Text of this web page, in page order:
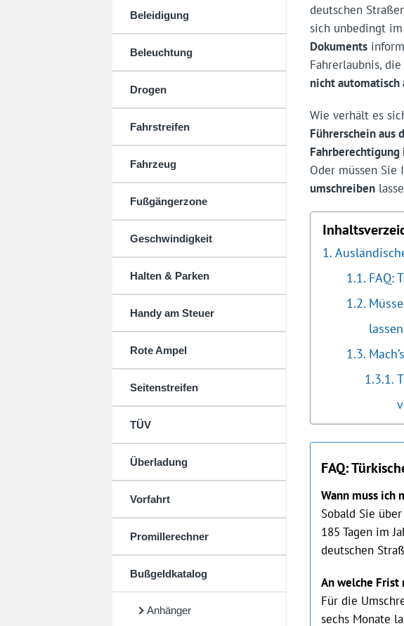
Beleidigung
Beleuchtung
Drogen
Fahrstreifen
Fahrzeug
Fußgängerzone
Geschwindigkeit
Halten & Parken
Handy am Steuer
Rote Ampel
Seitenstreifen
TÜV
Überladung
Vorfahrt
Promillerechner
Bußgeldkatalog
Anhänger
deutschen
sich unbedingt
Dokuments
Fahrerlaubnis,
nicht
Wie verhält es
Führerschein aus
Oder müssen Sie
umschreiben
FAQ:
FAQ:
Wann muss ich
Sobald Sie
185 Tagen im
deutschen
An welche Frist
Für die
sechs Monate